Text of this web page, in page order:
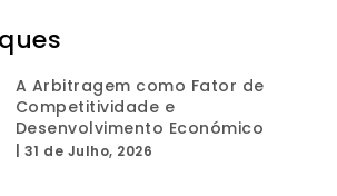
A Arbitragem como Fator de
Competitividade e
Desenvolvimento Económico
31 de Julho, 2026